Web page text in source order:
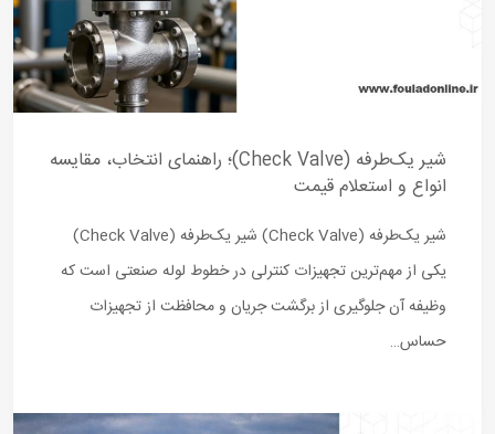
شیر یک‌طرفه (Check Valve)؛ راهنمای انتخاب، مقایسه
انواع و استعلام قیمت
شیر یک‌طرفه (Check Valve) شیر یک‌طرفه (Check Valve)
یکی از مهم‌ترین تجهیزات کنترلی در خطوط لوله صنعتی است که
وظیفه آن جلوگیری از برگشت جریان و محافظت از تجهیزات
حساس…